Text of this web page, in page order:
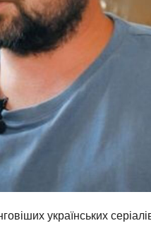
українських